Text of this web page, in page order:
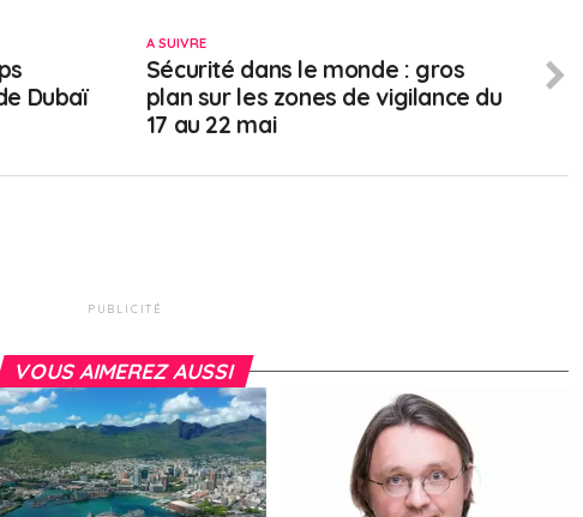
A SUIVRE
Sécurité dans le monde : gros
plan sur les zones de vigilance du
17 au 22 mai
Dubaï
PUBLICITÉ
VOUS AIMEREZ AUSSI